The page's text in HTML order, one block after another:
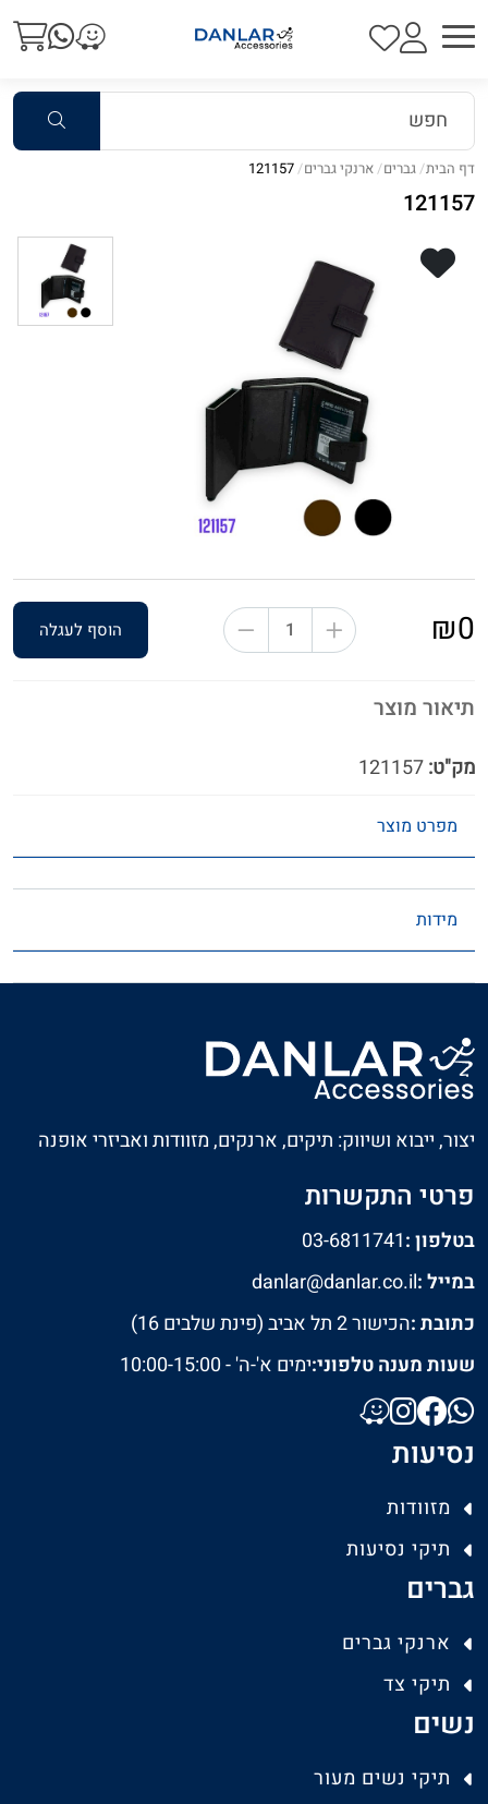
דף הבית גברים ארנקי גברים 121157
121157
תיאור מוצר
מק"ט:
₪0 הוסף לעגלה
מפרט מוצר
מידות
יצור, ייבוא ושיווק: תיקים, ארנקים, מזוודות ואביזרי אופנה
פרטי התקשרות
בטלפון :03-6811741
במייל :danlar@danlar.co.il
כתובת :הכישור 2 תל אביב (פינת שלבים 16)
שעות מענה טלפוני:ימים א'-ה' - 10:00-15:00
נסיעות
מזוודות
תיקי נסיעות
גברים
ארנקי גברים
תיקי צד
נשים
תיקי נשים מעור